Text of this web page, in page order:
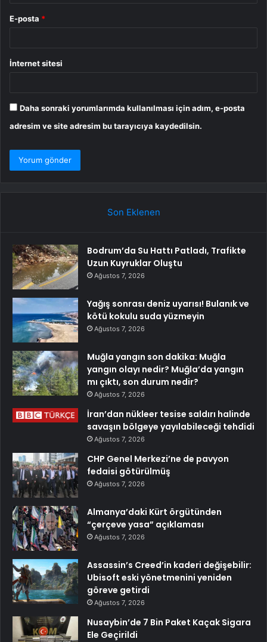
E-posta *
İnternet sitesi
Daha sonraki yorumlarımda kullanılması için adım, e-posta
adresim ve site adresim bu tarayıcıya kaydedilsin.
Son Eklenen
Bodrum’da Su Hattı Patladı, Trafikte
Uzun Kuyruklar Oluştu
Ağustos 7, 2026
Yağış sonrası deniz uyarısı! Bulanık ve
kötü kokulu suda yüzmeyin
Ağustos 7, 2026
Muğla yangın son dakika: Muğla
yangın olayı nedir? Muğla’da yangın
mı çıktı, son durum nedir?
Ağustos 7, 2026
İran’dan nükleer tesise saldırı halinde
savaşın bölgeye yayılabileceği tehdidi
Ağustos 7, 2026
CHP Genel Merkezi’ne de pavyon
fedaisi götürülmüş
Ağustos 7, 2026
Almanya’daki Kürt örgütünden
“çerçeve yasa” açıklaması
Ağustos 7, 2026
Assassin’s Creed’in kaderi değişebilir:
Ubisoft eski yönetmenini yeniden
göreve getirdi
Ağustos 7, 2026
Nusaybin’de 7 Bin Paket Kaçak Sigara
Ele Geçirildi